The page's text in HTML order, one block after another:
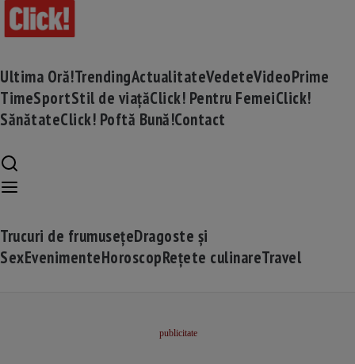
Ultima Oră!TrendingActualitateVedeteVideoPrime
TimeSportStil de viațăClick! Pentru FemeiClick!
SănătateClick! Poftă Bună!Contact
Trucuri de frumusețeDragoste și
SexEvenimenteHoroscopRețete culinareTravel